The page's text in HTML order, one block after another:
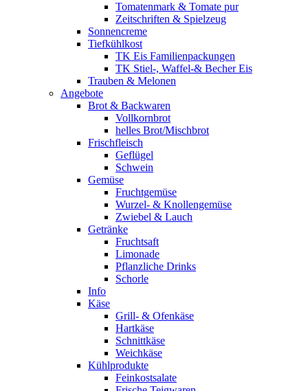
Tomatenmark & Tomate pur
Zeitschriften & Spielzeug
Sonnencreme
Tiefkühlkost
TK Eis Familienpackungen
TK Stiel-, Waffel-& Becher Eis
Trauben & Melonen
Angebote
Brot & Backwaren
Vollkornbrot
helles Brot/Mischbrot
Frischfleisch
Geflügel
Schwein
Gemüse
Fruchtgemüse
Wurzel- & Knollengemüse
Zwiebel & Lauch
Getränke
Fruchtsaft
Limonade
Pflanzliche Drinks
Schorle
Info
Käse
Grill- & Ofenkäse
Hartkäse
Schnittkäse
Weichkäse
Kühlprodukte
Feinkostsalate